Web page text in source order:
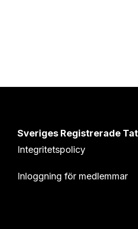
Sveriges Registrerade
Integritetspolicy
Inloggning för medlemmar